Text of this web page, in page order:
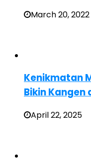
March 20, 2022
Kenikmatan
Bikin Kangen
April 22, 2025